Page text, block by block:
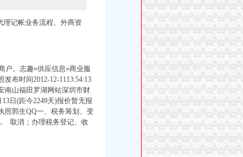
记帐业务流程、外商资
。志趣»供应信息»商业服
布时间2012-12-1113:54:13
南山福田罗湖网站深圳市财
日(距今2249天)报价暂无报
照郭生QQ一、税务筹划、变
取消；办理税务登记、 收